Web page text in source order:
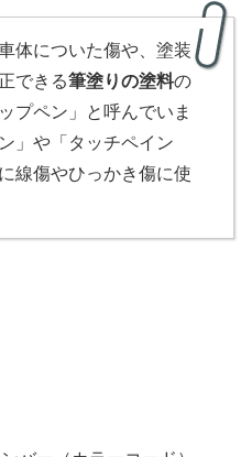
体についた傷や、塗装
できる筆塗りの塗料の
プペン」と呼んでいま
」や「タッチペイン
線傷やひっかき傷に使